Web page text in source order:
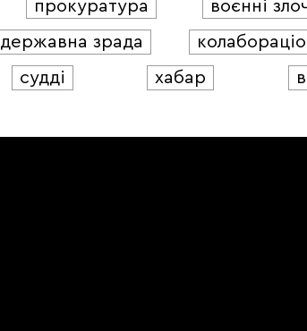
прокуратура
воєнні
державна зрада
судді хабар